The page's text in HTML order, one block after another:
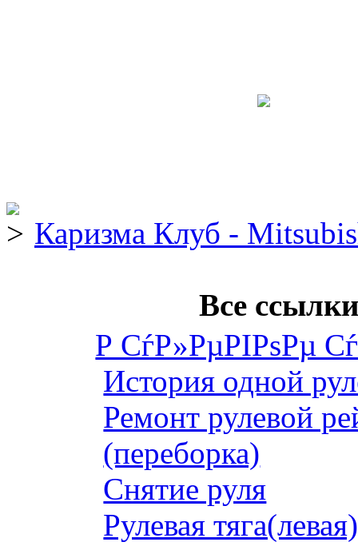
Каризма Клуб -
Все
Р СѓР»РµРІРѕРµ
История одной
Ремонт рулевой
(переборка)
Снятие руля
Рулевая